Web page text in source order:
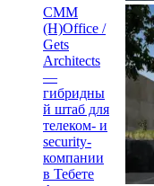
CMM
(H)Office /
Gets
Architects
—
гибридны
й штаб для
телеком- и
security-
компании
в Тебете